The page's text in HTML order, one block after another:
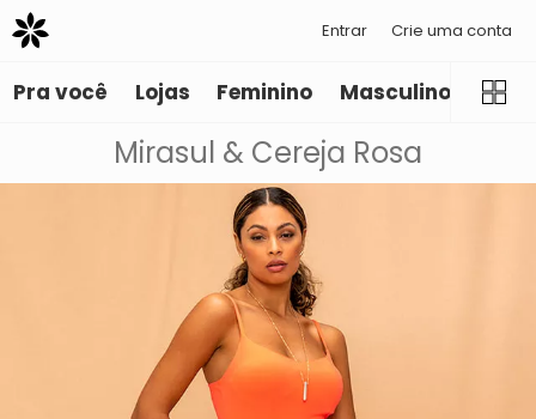
Entrar Crie uma conta
Pra você Lojas Feminino Masculino
Mirasul & Cereja Rosa